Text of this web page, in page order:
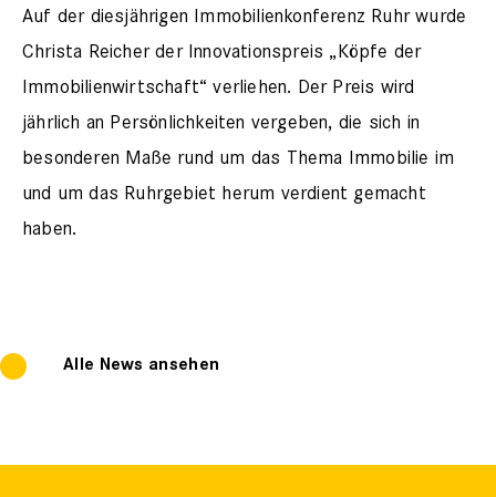
Auf der diesjährigen Immobilienkonferenz Ruhr wurde
Christa Reicher der Innovationspreis „Köpfe der
Immobilienwirtschaft“ verliehen. Der Preis wird
jährlich an Persönlichkeiten vergeben, die sich in
besonderen Maße rund um das Thema Immobilie im
und um das Ruhrgebiet herum verdient gemacht
haben.
Alle News ansehen